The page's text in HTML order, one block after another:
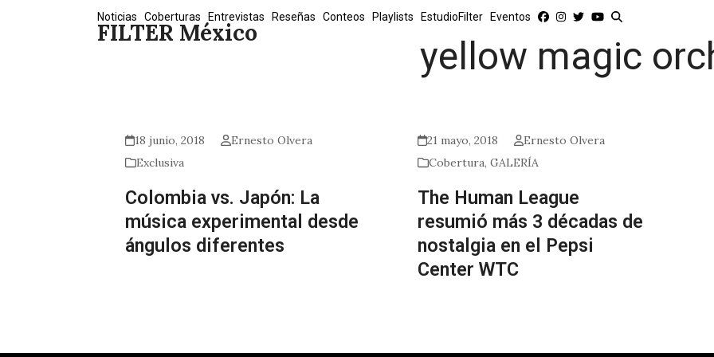
FILTER México
Noticias Coberturas Entrevistas Reseñas Conteos Playlists EstudioFilter Eventos
yellow magic
18 junio, 2018
Ernesto Olvera
Exclusiva
Colombia vs. Japón: La
música experimental desde
ángulos diferentes
21 mayo, 2018
Ernesto Olvera
Cobertura, GALERÍA
The Human League
resumió más 3 décadas de
nostalgia en el Pepsi
Center WTC